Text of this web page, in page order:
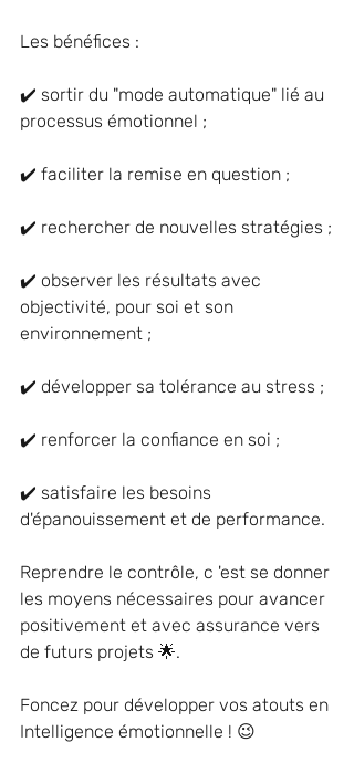
Les bénéfices :
✔️ sortir du "mode automatique" lié au
processus émotionnel ;
✔️ faciliter la remise en question ;
✔️ rechercher de nouvelles stratégies ;
✔️ observer les résultats avec
objectivité, pour soi et son
environnement ;
✔️ développer sa tolérance au stress ;
✔️ renforcer la confiance en soi ;
✔️ satisfaire les besoins
d'épanouissement et de performance.
Reprendre le contrôle, c 'est se donner
les moyens nécessaires pour avancer
positivement et avec assurance vers
de futurs projets 🌟.
Foncez pour développer vos atouts en
Intelligence émotionnelle ! 😉